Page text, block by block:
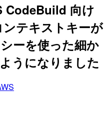
CodeBuild 向け
テキストキーが
ーを使った細か
うになりました